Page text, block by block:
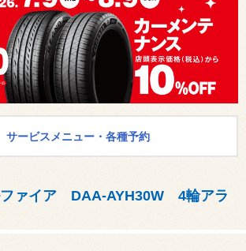
サービスメニュー・各種予約
ァイア DAA-AYH30W 4輪アラ